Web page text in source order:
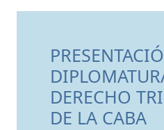
DERECHO
DE LA CABA